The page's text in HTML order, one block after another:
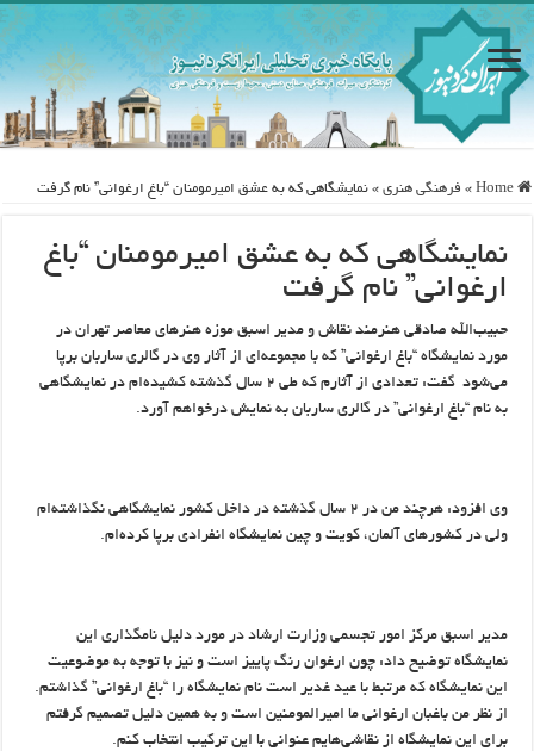
Home
» فرهنگی هنری » نمایشگاهی که به عشق امیرمومنان “باغ ارغوانی” نام گرفت
نمایشگاهی که به عشق امیرمومنان “باغ
ارغوانی” نام گرفت
حبیب‌الله صادقی هنرمند نقاش و مدیر اسبق موزه هنرهای معاصر تهران در
مورد نمایشگاه “باغ ارغوانی” که با مجموعه‌ای از آثار وی در گالری ساربان برپا
می‌شود گفت: تعدادی از آثارم که طی ۲ سال گذشته کشیده‌ام در نمایشگاهی
به نام “باغ ارغوانی” در گالری ساربان به نمایش درخواهم آورد.
وی افزود: هرچند من در ۲ سال گذشته در داخل کشور نمایشگاهی نگذاشته‌ام
ولی در کشورهای آلمان، کویت و چین نمایشگاه انفرادی برپا کرده‌ام.
مدیر اسبق مرکز امور تجسمی وزارت ارشاد در مورد دلیل نامگذاری این
نمایشگاه توضیح داد: چون ارغوان رنگ پاییز است و نیز با توجه به موضوعیت
این نمایشگاه که مرتبط با عید غدیر است نام نمایشگاه را “باغ ارغوانی” گذاشتم.
از نظر من باغبان ارغوانی ما امیرالمومنین است و به همین دلیل تصمیم گرفتم
برای این نمایشگاه از نقاشی‌هایم عنوانی با این ترکیب انتخاب کنم.